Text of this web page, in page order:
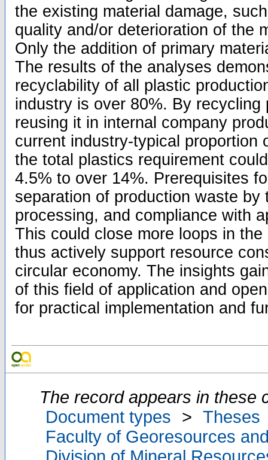
the existing material damage,
quality and/or deterioration of the
Only the addition of primary
The results of the analyses
recyclability of all plastic
industry is over 80%. By recycling
reusing it in internal company
current industry-typical proportion
the total plastics requirement
4.5% to over 14%. Prerequisites
separation of production waste by
processing, and compliance with
This could close more loops in
thus actively support resource
circular economy. The insights
of this field of application and
for practical implementation and
The record appears in these
Document types
> Theses
Faculty of Georesources